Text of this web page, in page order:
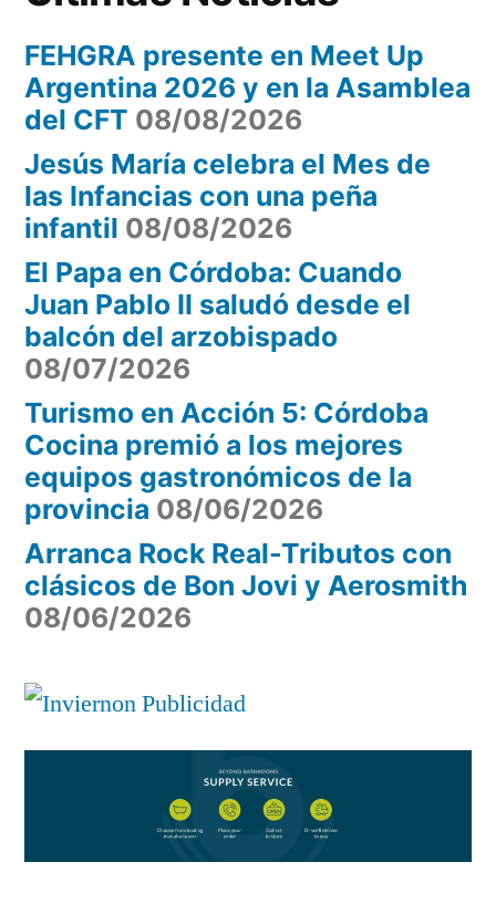
FEHGRA presente en Meet Up
Argentina 2026 y en la Asamblea
del CFT 08/08/2026
Jesús María celebra el Mes de
las Infancias con una peña
infantil 08/08/2026
El Papa en Córdoba: Cuando
Juan Pablo II saludó desde el
balcón del arzobispado
08/07/2026
Turismo en Acción 5: Córdoba
Cocina premió a los mejores
equipos gastronómicos de la
provincia 08/06/2026
Arranca Rock Real-Tributos con
clásicos de Bon Jovi y Aerosmith
08/06/2026